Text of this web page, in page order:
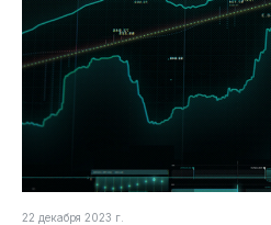
22 декабря 2023 г.